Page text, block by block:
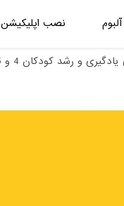
آلبوم نصب اپلیکیشن
و رشد کودکان 4 و 5 ساله